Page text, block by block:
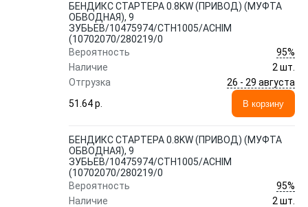
БЕНДИКС СТАРТЕРА 0.8KW (ПРИВОД) (МУФТА
ОБВОДНАЯ), 9
ЗУБЬЕВ/10475974/CTH1005/ACHIM
(10702070/280219/0
Вероятность
95%
Наличие
2 шт.
Отгрузка
26 - 29 августа
51.64 p.
В корзину
БЕНДИКС СТАРТЕРА 0.8KW (ПРИВОД) (МУФТА
ОБВОДНАЯ), 9
ЗУБЬЕВ/10475974/CTH1005/ACHIM
(10702070/280219/0
Вероятность
95%
Наличие
2 шт.